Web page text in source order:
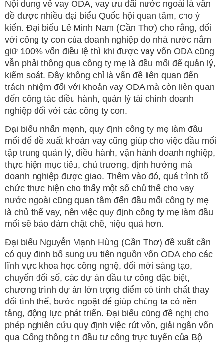
Nội dung về vay ODA, vay ưu đãi nước ngoài là vấn
đề được nhiều đại biểu Quốc hội quan tâm, cho ý
kiến. Đại biểu Lê Minh Nam (Cần Thơ) cho rằng, đối
với công ty con của doanh nghiệp do nhà nước nắm
giữ 100% vốn điều lệ thì khi được vay vốn ODA cũng
vẫn phải thông qua công ty mẹ là đầu mối để quản lý,
kiểm soát. Đây không chỉ là vấn đề liên quan đến
trách nhiệm đối với khoản vay ODA mà còn liên quan
đến công tác điều hành, quản lý tài chính doanh
nghiệp đối với các công ty con.
Đại biểu nhấn mạnh, quy định công ty mẹ làm đầu
mối để đề xuất khoản vay cũng giúp cho việc đầu mối
tập trung quản lý, điều hành, vận hành doanh nghiệp,
thực hiện mục tiêu, chủ trương, định hướng mà
doanh nghiệp được giao. Thêm vào đó, quá trình tổ
chức thực hiện cho thấy một số chủ thể cho vay
nước ngoài cũng quan tâm đến đầu mối công ty mẹ
là chủ thể vay, nên việc quy định công ty mẹ làm đầu
mối sẽ bảo đảm chặt chẽ, hiệu quả hơn.
Đại biểu Nguyễn Mạnh Hùng (Cần Thơ) đề xuất cần
có quy định bổ sung ưu tiên nguồn vốn ODA cho các
lĩnh vực khoa học công nghệ, đổi mới sáng tạo,
chuyển đổi số, các dự án đầu tư công đặc biệt,
chương trình dự án lớn trọng điểm có tính chất thay
đổi tình thế, bước ngoặt để giúp chúng ta có nền
tảng, động lực phát triển. Đại biểu cũng đề nghị cho
phép nghiên cứu quy định việc rút vốn, giải ngân vốn
qua Cổng thông tin đầu tư công trực tuyến của Bộ